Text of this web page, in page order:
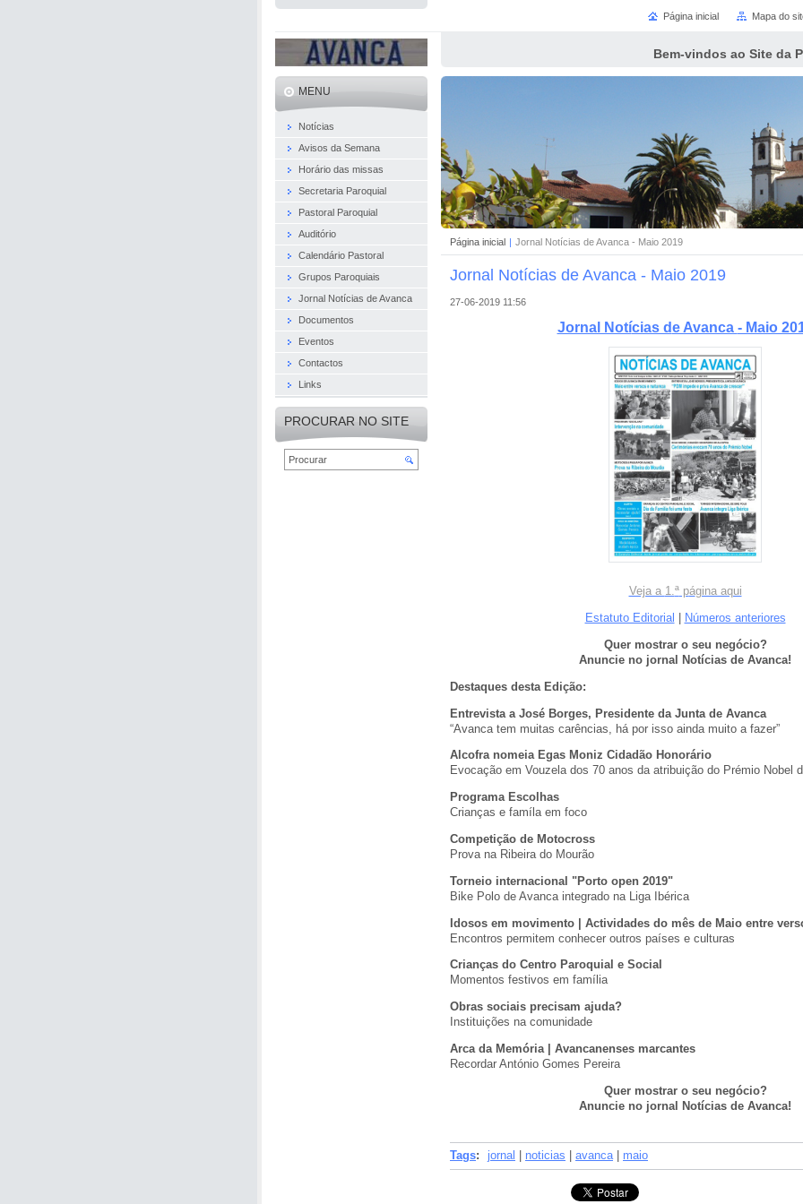
Bem-vindos ao Site da
Página inicial | Jornal Notícias de Avanca - Maio 2019
Jornal Notícias de Avanca - Maio 2019
27-06-2019 11:56
Jornal Notícias de Avanca - Maio
Veja a 1.ªpágina aqui
Estatuto Editorial
Números anteriores
Quer mostrar o seu negócio?
Anuncie no jornal Notícias de Avanca!
Destaques desta Edição:
Entrevista a José Borges, Presidente da Junta de Avanca
“Avanca tem muitas carências, há por isso ainda muito a fazer”
Alcofra nomeia Egas Moniz Cidadão Honorário
Evocação em Vouzela dos 70 anos da atribuição do Prémio Nobel
Programa Escolhas
Crianças e famíla em foco
Competição de Motocross
Prova na Ribeira do Mourão
Torneio internacional "Porto open 2019"
Bike Polo de Avanca integrado na Liga Ibérica
Idosos em movimento | Actividades do mês de Maio entre
Encontros permitem conhecer outros países e culturas
Crianças do Centro Paroquial e Social
Momentos festivos em família
Obras sociais precisam ajuda?
Instituições na comunidade
Arca da Memória | Avancanenses marcantes
Recordar António Gomes Pereira
Quer mostrar o seu negócio?
Anuncie no jornal Notícias de Avanca!
Tags: jornal noticias avanca maio
MENU
Notícias
Avisos da Semana
Horário das missas
Secretaria Paroquial
Pastoral Paroquial
Auditório
Calendário Pastoral
Grupos Paroquiais
Jornal Notícias de Avanca
Documentos
Eventos
Contactos
Links
PROCURAR NO SITE
Página inicial Mapa do